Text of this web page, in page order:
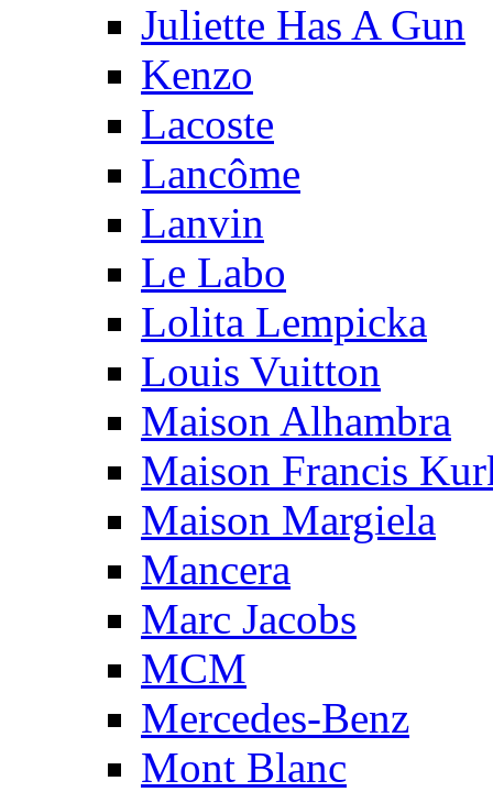
Juliette Has A Gun
Kenzo
Lacoste
Lancôme
Lanvin
Le Labo
Lolita Lempicka
Louis Vuitton
Maison Alhambra
Maison Francis
Maison Margiela
Mancera
Marc Jacobs
MCM
Mercedes-Benz
Mont Blanc